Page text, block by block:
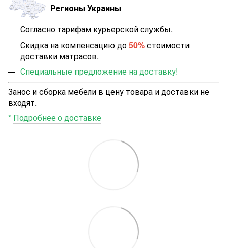
Регионы Украины
Согласно тарифам курьерской службы.
Скидка на компенсацию до50%стоимости
доставки матрасов.
Специальные предложение на доставку!
Занос и сборка мебели в цену товара и доставки не
входят.
* Подробнее о доставке